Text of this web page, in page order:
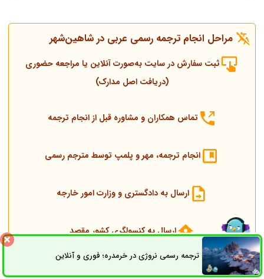
مراحل انجام ترجمه رسمی عربی درشاهین‌شهر
ثبت سفارش در سایت به‌صورت آنلاین یا مراجعه حضوری
(دریافت اصل مدارک)
تماس همکاران و مشاوره قبل از انجام ترجمه
انجام ترجمه، مهر و پلمپ توسط مترجم رسمی
ارسال به دادگستری و وزارت امور خارجه
ارسال به کنسولگری کشور مقصد
ترجمه رسمی نروژی در خرمدره؛ فوری و آنلاینثبت سفارش راه های ارتباطی